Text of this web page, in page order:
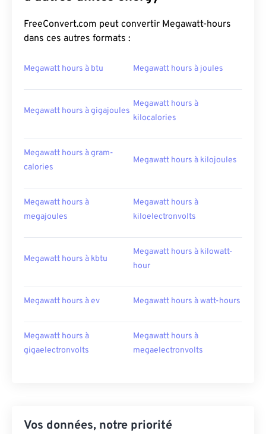
FreeConvert.com peut convertir Megawatt-hours
dans ces autres formats :
Megawatt hours à btu Megawatt hours à joules
Megawatt hours à gigajoules
Megawatt hours à
kilocalories
Megawatt hours à gram-
calories
Megawatt hours à kilojoules
Megawatt hours à
megajoules
Megawatt hours à
kiloelectronvolts
Megawatt hours à kbtu
Megawatt hours à kilowatt-
hour
Megawatt hours à ev Megawatt hours à watt-hours
Megawatt hours à
gigaelectronvolts
Megawatt hours à
megaelectronvolts
Vos données, notre priorité